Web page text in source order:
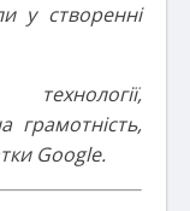
у створенні
грамотність,
Google.